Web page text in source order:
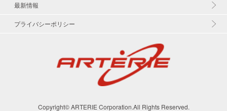
最新情報
プライバシーポリシー
Copyright© ARTERIE Corporation.All Rights Reserved.